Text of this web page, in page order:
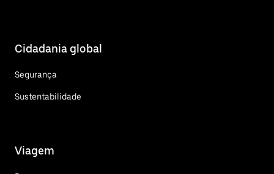
Cidadania global
Segurança
Sustentabilidade
Viagem